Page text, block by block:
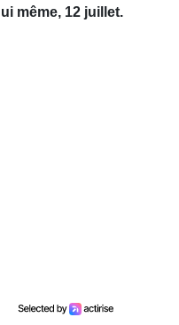
même, 12 juillet.